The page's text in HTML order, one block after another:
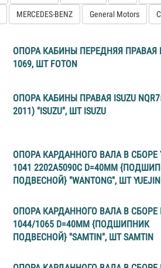
MERCEDES-BENZ General Motors
ОПОРА КАБИНЫ ПЕРЕДНЯЯ ПРАВАЯ
1069, ШТ FOTON
ОПОРА КАБИНЫ ПРАВАЯ ISUZU
2011) "ISUZU", ШТ ISUZU
ОПОРА КАРДАННОГО ВАЛА В СБОРЕ
1041 2202A5090C D=40MM
ПОДВЕСНОЙ} "WANTONG", ШТ YUEJIN
ОПОРА КАРДАННОГО ВАЛА В СБОРЕ
1044/1065 D=40MM {ПОДШИПНИК
ПОДВЕСНОЙ} "SAMTIN", ШТ SAMTIN